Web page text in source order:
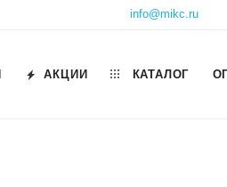
info@mikc.ru
АКЦИИ КАТАЛОГ